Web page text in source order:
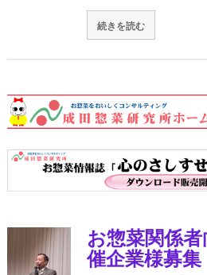
続きを読む
お惣菜関係
催企業様募集